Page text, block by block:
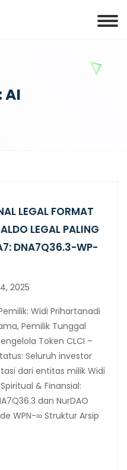
AI
LEGAL FORMAT
LEGAL PALING
DNA7Q36.3-WP-
2025
Widi Prihartanadi
Pemilik Tunggal
Token CLCI –
Seluruh investor
dari entitas milik Widi
& Finansial:
dan NurDAO
WPN-∞ Struktur Arsip